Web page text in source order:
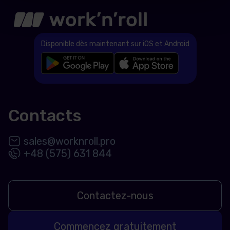
Disponible dès maintenant sur iOS et Android
Contactez-nous
Commencez gratuitement
Contacts
sales@worknroll.pro
+48 (575) 631 844